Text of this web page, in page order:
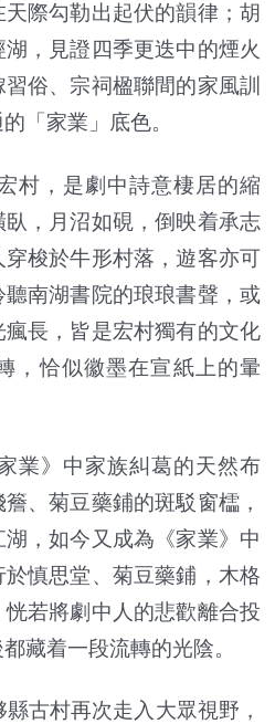
際勾勒出起伏的韻律；胡
，見證四季更迭中的煙火
俗、宗祠楹聯間的家風訓
「家業」底色。
村，是劇中詩意棲居的縮
，月沼如硯，倒映着承志
梭於牛形村落，遊客亦可
南湖書院的琅琅書聲，或
長，皆是宏村獨有的文化
，恰似徽墨在宣紙上的暈
業》中家族糾葛的天然布
、菊豆藥鋪的斑駁窗櫺，
，如今又成為《家業》中
慎思堂、菊豆藥鋪，木格
若將劇中人的悲歡離合投
藏着一段流轉的光陰。
古村再次走入大眾視野，